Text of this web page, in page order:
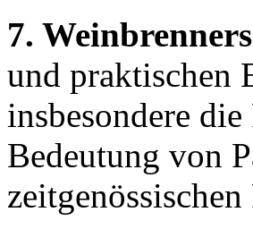
7.
und praktischen
insbesondere
Bedeutung von